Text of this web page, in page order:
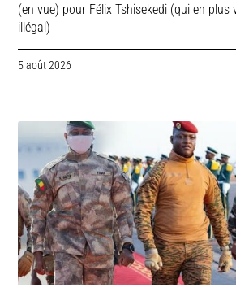
(en vue) pour Félix Tshisekedi (qui en
illégal)
5 août 2026